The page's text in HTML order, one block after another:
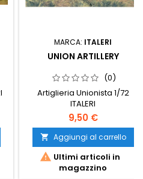
MARCA: ITALERI
UNION ARTILLERY
(0)
Artiglieria Unionista 1/72
ITALERI
9,50 €
 Aggiungi al carrello
 Ultimi articoli in
magazzino